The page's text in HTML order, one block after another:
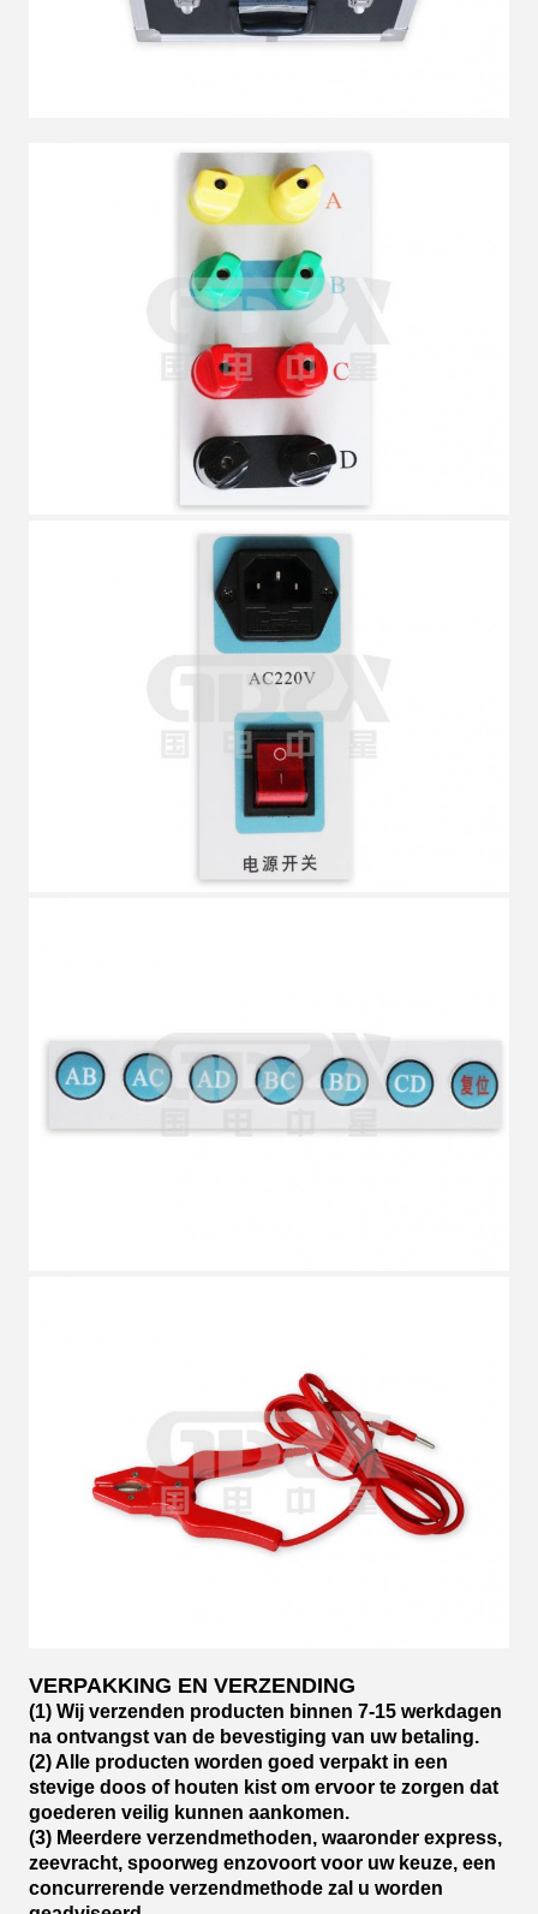
VERPAKKING EN VERZENDING
(1) Wij verzenden producten binnen 7-15 werkdagen
na ontvangst van de bevestiging van uw betaling.
(2) Alle producten worden goed verpakt in een
stevige doos of houten kist om ervoor te zorgen dat
goederen veilig kunnen aankomen.
(3) Meerdere verzendmethoden, waaronder express,
zeevracht, spoorweg enzovoort voor uw keuze, een
concurrerende verzendmethode zal u worden